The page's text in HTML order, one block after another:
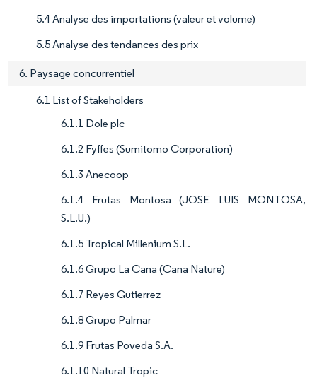
5.4 Analyse des importations (valeur et volume)
5.5 Analyse des tendances des prix
6. Paysage concurrentiel
6.1 List of Stakeholders
6.1.1 Dole plc
6.1.2 Fyffes (Sumitomo Corporation)
6.1.3 Anecoop
6.1.4 Frutas Montosa (JOSE LUIS MONTOSA,
S.L.U.)
6.1.5 Tropical Millenium S.L.
6.1.6 Grupo La Cana (Cana Nature)
6.1.7 Reyes Gutierrez
6.1.8 Grupo Palmar
6.1.9 Frutas Poveda S.A.
6.1.10 Natural Tropic